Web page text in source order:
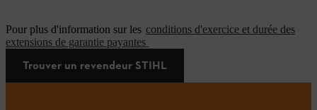
Pour plus d'information sur les conditions d'exercice et durée des
extensions de garantie payantes
Trouver un revendeur STIHL